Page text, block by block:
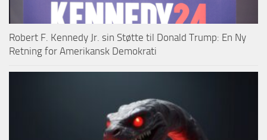
Robert F. Kennedy Jr. sin Støtte til Donald Trump: En Ny
Retning for Amerikansk Demokrati